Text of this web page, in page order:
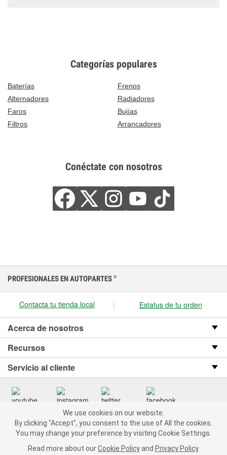
Categorías populares
Baterías
Frenos
Alternadores
Radiadores
Faros
Bujías
Filtros
Arrancadores
Conéctate con nosotros
We use cookies on our website. By clicking "Accept", you consent
to the use of All the cookies.
You may change your preference by visiting Cookie Settings.
Read more about our Cookie Policy and Privacy Policy.
PROFESIONALES EN AUTOPARTES ®
Contacta tu tienda local Estatus de tu orden
Acerca de nosotros
Recursos
Servicio al cliente
Copyright © 2008-2026 O’Reilly Auto Parts v OST_3.2.0.0.729 (3) cv1361
catalog_main
Política de privacidad
Ley de transparencia en las cadenas de suministro
We use cookies on our website.
By clicking "Accept", you consent to the use of All the cookies.
You may change your preference by visiting Cookie Settings.
Read more about our Cookie Policy and Privacy Policy.